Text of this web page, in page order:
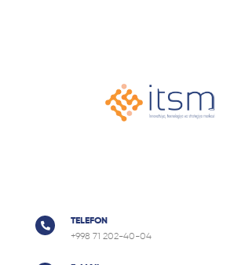
TELEFON
+998 71 202-40-04